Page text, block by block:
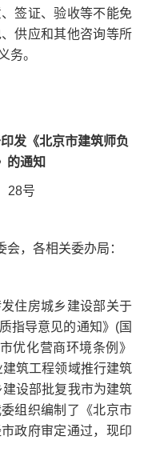
签证、验收等不能免
供应和其他咨询等所
务。
发《北京市建筑师负
的通知
28号
，各相关委办局：
住房城乡建设部关于
指导意见的通知》(国
优化营商环境条例》
筑工程领域推行建筑
设部批复我市为建筑
组织编制了《北京市
政府审定通过，现印